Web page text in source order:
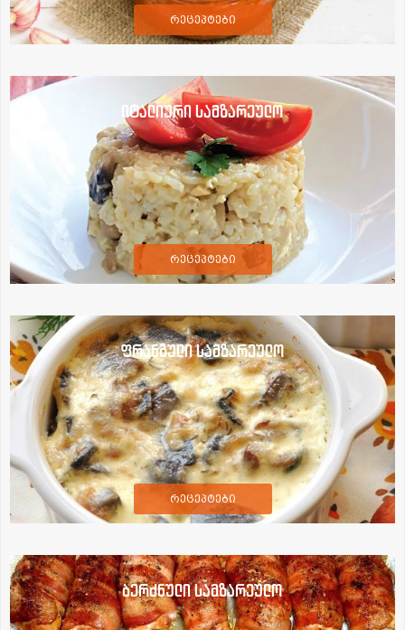
რეცეპტები
იტალიური სამზარეულო
რეცეპტები
ფრანგული სამზარეულო
რეცეპტები
ბერძნული სამზარეულო